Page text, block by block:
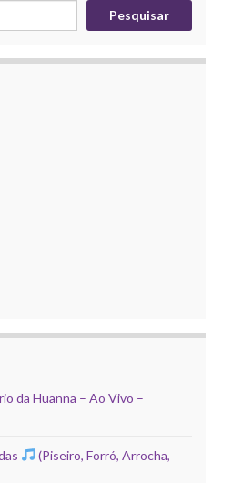
Pesquisar
da Huanna – Ao Vivo –
(Piseiro, Forró, Arrocha,